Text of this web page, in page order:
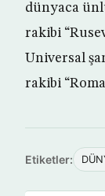
dünyaca
rakibi
Universal
rakibi
Etiketler: